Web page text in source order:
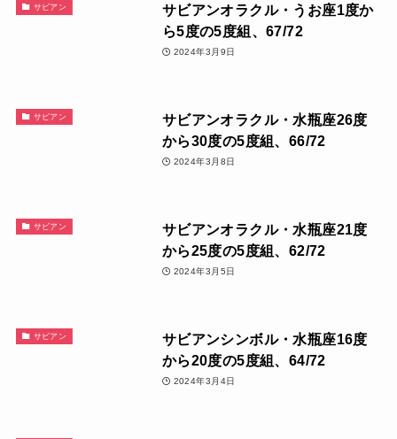
サビアン
サビアンオラクル・うお座1度か
ら5度の5度組、67/72
2024年3月9日
サビアン
サビアンオラクル・水瓶座26度
から30度の5度組、66/72
2024年3月8日
サビアン
サビアンオラクル・水瓶座21度
から25度の5度組、62/72
2024年3月5日
サビアン
サビアンシンボル・水瓶座16度
から20度の5度組、64/72
2024年3月4日